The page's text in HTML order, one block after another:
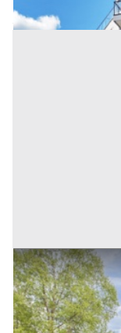
Asta
Bagheria (Palermo)
Offerta minima
52.500 €